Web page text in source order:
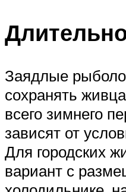
Заядлые
сохранять
всего зимнего
зависят от
Для городских
вариант с